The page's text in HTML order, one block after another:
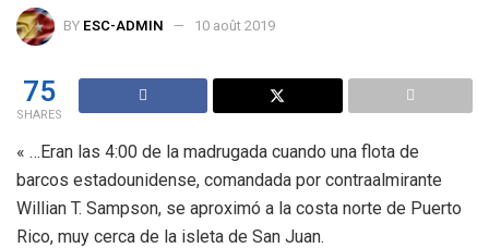
BY ESC-ADMIN 10 août 2019
75
SHARES
« …Eran las 4:00 de la madrugada cuando una flota de
barcos estadounidense, comandada por contraalmirante
Willian T. Sampson, se aproximó a la costa norte de Puerto
Rico, muy cerca de la isleta de San Juan.